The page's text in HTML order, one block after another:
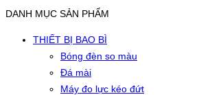
DANH MỤC SẢN PHẨM
THIẾT BỊ BAO BÌ
Bóng đèn so màu
Đá mài
Máy đo lực kéo đứt